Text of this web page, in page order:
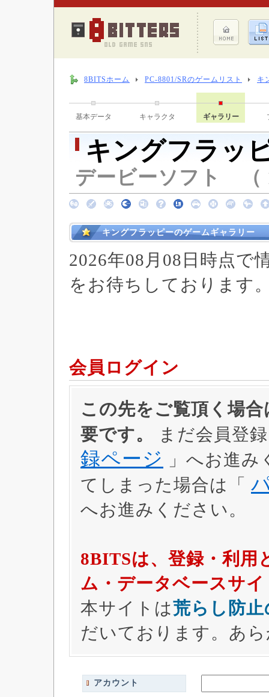
8BITSホーム PC-8801/SRのゲームリスト キ
基本データ キャラクタ ギャラリー
キングフラッ
デービーソフト （
キングフラッピーのゲームギャラリー
2026年08月08日時点で
をお待ちしております
会員ログイン
この先をご覧頂く場
要です。
まだ会員登
録ページ
」へお進
てしまった場合は「
へお進みください。
8BITSは、登録・利用
ム・データベースサ
本サイトは荒らし防
だいております。あ
アカウント